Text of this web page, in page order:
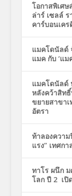
โอกาสพิเศ
ล่าร์ เซลล์ ร
คาร์บอนเคร
แมคโดนัลด์
แมค กับ ‘แม
แมคโดนัลด์
หลังคว้าสิท
ขยายสาขาเ
อัตรา
ท้าลองควา
แรง” เทศก
ทาโร ผนึก
โลก ปี 2 เปิ